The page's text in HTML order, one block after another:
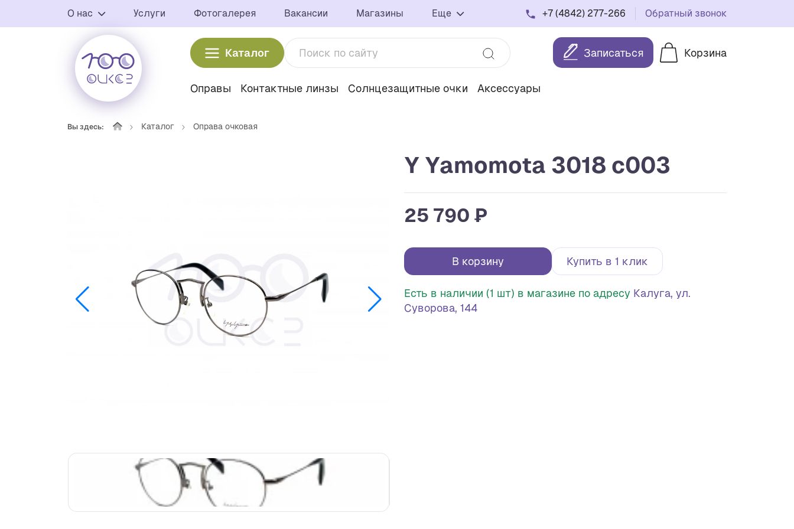
О нас Услуги Фотогалерея Вакансии Магазины Еще +7 (4842) 277-266 Обратный звонок
Каталог Записаться Корзина
Оправы Контактные линзы Солнцезащитные очки Аксессуары
Вы здесь: Каталог Оправа очковая
Y Yamomota 3018 c003
25 790 ₽
В корзину Купить в 1 клик
Есть в наличии (1 шт) в магазине по адресу Калуга, ул.
Суворова, 144